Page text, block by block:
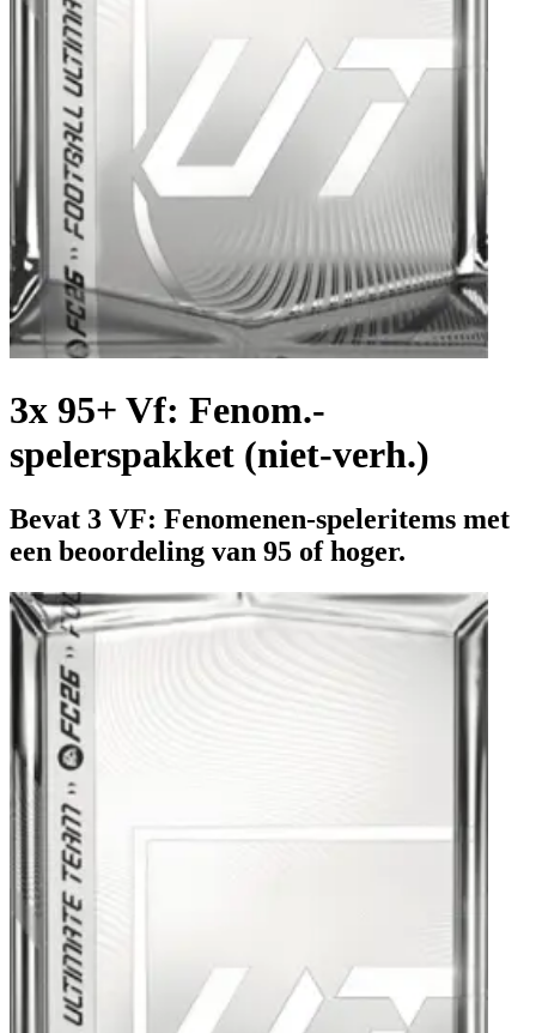
3x 95+ Vf: Fenom.-
spelerspakket (niet-verh.)
Bevat 3 VF: Fenomenen-speleritems met
een beoordeling van 95 of hoger.